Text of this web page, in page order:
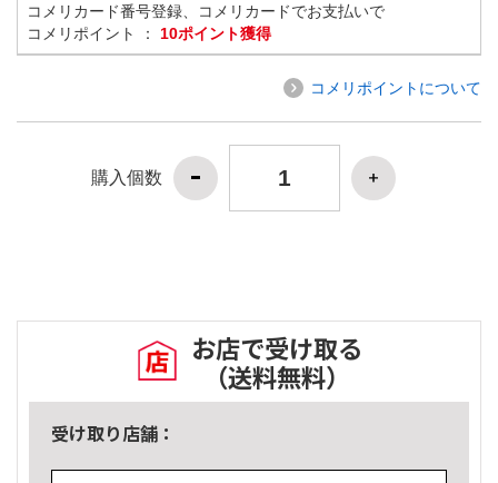
コメリカード番号登録、コメリカードでお支払いで
コメリポイント ： 10ポイント獲得
コメリポイントについて
購入個数
お店で受け取る
（送料無料）
受け取り店舗：